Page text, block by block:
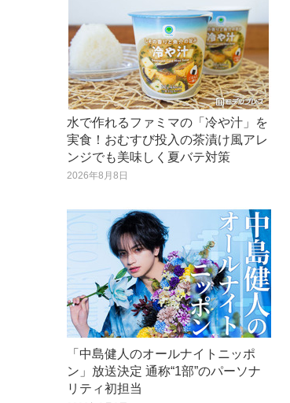
水で作れるファミマの「冷や汁」を
実食！おむすび投入の茶漬け風アレ
ンジでも美味しく夏バテ対策
2026年8月8日
「中島健人のオールナイトニッポ
ン」放送決定 通称“1部”のパーソナ
リティ初担当